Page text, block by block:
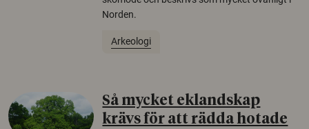
Norden.
Arkeologi
Så mycket eklandskap
krävs för att rädda hotade